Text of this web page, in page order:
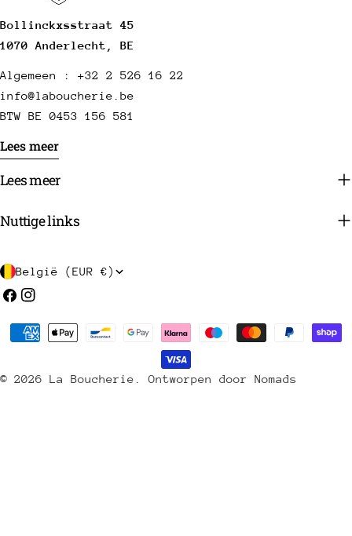
Bollinckxsstraat 45
1070 Anderlecht, BE
Algemeen : +32 2 526 16 22
info@laboucherie.be
BTW BE 0453 156 581
Lees meer
Lees meer
Nuttige links
L
a
n
/
België (EUR €)
Facebook
Instagram
© 2026 La Boucherie .Ontworpen door Nomads
Betaalmethoden